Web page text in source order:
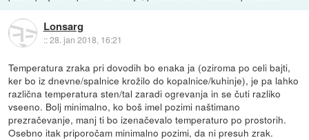
Lonsarg
::28. jan 2018, 16:21
Temperatura zraka pri dovodih bo enaka ja (oziroma po celi bajti,
ker bo iz dnevne/spalnice krožilo do kopalnice/kuhinje), je pa lahko
različna temperatura sten/tal zaradi ogrevanja in se čuti razliko
vseeno. Bolj minimalno, ko boš imel pozimi naštimano
prezračevanje, manj ti bo izenačevalo temperaturo po prostorih.
Osebno itak priporočam minimalno pozimi, da ni presuh zrak.